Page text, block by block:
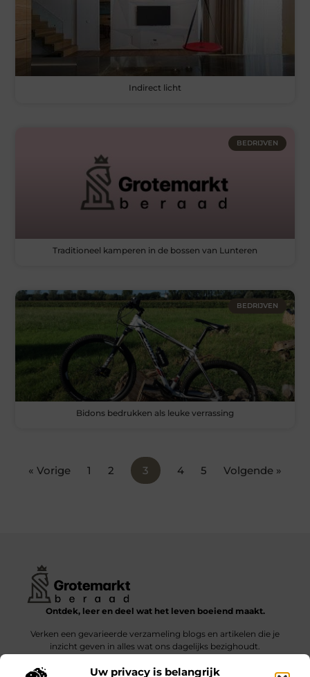
Uw privacy is belangrijk
Indirect licht
BEDRIJVEN
Traditioneel kamperen in de bossen van Lunteren
BEDRIJVEN
Bidons bedrukken als leuke verrassing
« Vorige 1 2 3 4 5 Volgende »
Ontdek, leer en deel wat het leven boeiend maakt.
Verken een gevarieerde verzameling blogs en artikelen die je
inzicht geven in alles wat ons dagelijks bezighoudt.